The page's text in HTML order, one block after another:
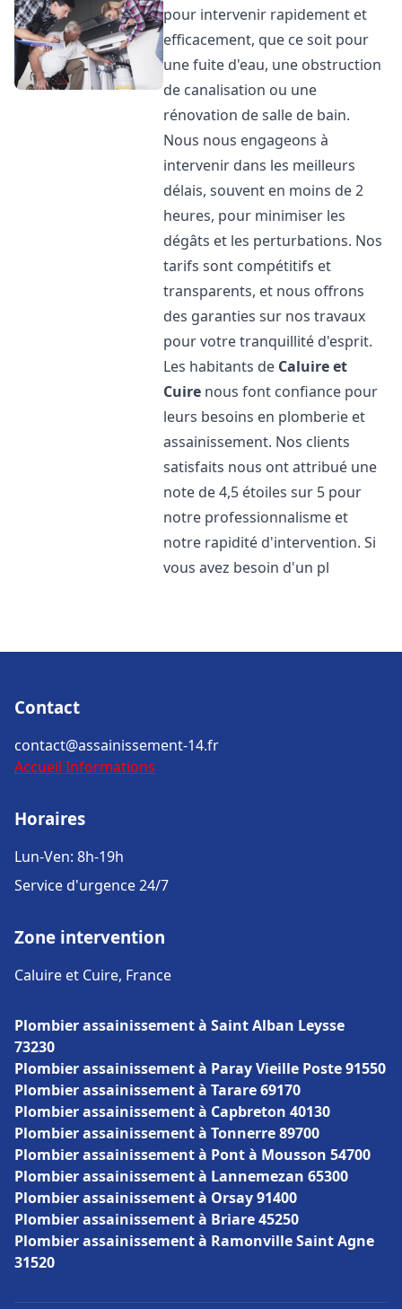
pour intervenir rapidement et
efficacement, que ce soit pour
une fuite d'eau, une obstruction
de canalisation ou une
rénovation de salle de bain.
Nous nous engageons à
intervenir dans les meilleurs
délais, souvent en moins de 2
heures, pour minimiser les
dégâts et les perturbations. Nos
tarifs sont compétitifs et
transparents, et nous offrons
des garanties sur nos travaux
pour votre tranquillité d'esprit.
Les habitants de Caluire et
Cuire nous font confiance pour
leurs besoins en plomberie et
assainissement. Nos clients
satisfaits nous ont attribué une
note de 4,5 étoiles sur 5 pour
notre professionnalisme et
notre rapidité d'intervention. Si
vous avez besoin d'un pl
Contact
contact@assainissement-14.fr
Accueil Informations
Horaires
Lun-Ven: 8h-19h
Service d'urgence 24/7
Zone intervention
Caluire et Cuire, France
Plombier assainissement à Saint Alban Leysse
73230
Plombier assainissement à Paray Vieille Poste 91550
Plombier assainissement à Tarare 69170
Plombier assainissement à Capbreton 40130
Plombier assainissement à Tonnerre 89700
Plombier assainissement à Pont à Mousson 54700
Plombier assainissement à Lannemezan 65300
Plombier assainissement à Orsay 91400
Plombier assainissement à Briare 45250
Plombier assainissement à Ramonville Saint Agne
31520